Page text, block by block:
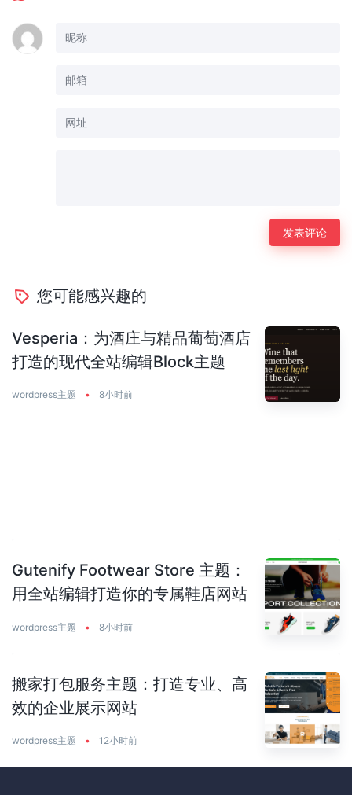
您可能感兴趣的
Vesperia：为酒庄与精品葡萄酒店
打造的现代全站编辑Block主题
wordpress主题 • 8小时前
Gutenify Footwear Store 主题：
用全站编辑打造你的专属鞋店网站
wordpress主题 • 8小时前
搬家打包服务主题：打造专业、高
效的企业展示网站
wordpress主题 • 12小时前